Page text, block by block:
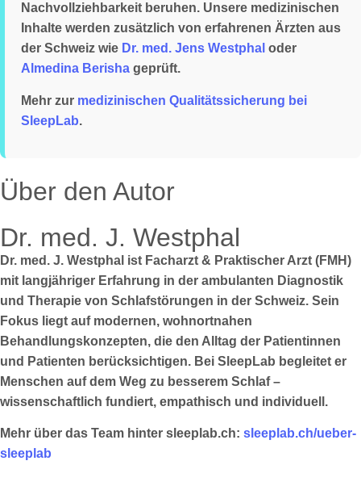
Nachvollziehbarkeit beruhen. Unsere medizinischen
Inhalte werden zusätzlich von erfahrenen Ärzten aus
der Schweiz wie Dr. med. Jens Westphal oder
Almedina Berisha geprüft.
Mehr zur medizinischen Qualitätssicherung bei
SleepLab.
Über den Autor
Dr. med. J. Westphal
Dr. med. J. Westphal ist Facharzt & Praktischer Arzt (FMH)
mit langjähriger Erfahrung in der ambulanten Diagnostik
und Therapie von Schlafstörungen in der Schweiz. Sein
Fokus liegt auf modernen, wohnortnahen
Behandlungskonzepten, die den Alltag der Patientinnen
und Patienten berücksichtigen. Bei SleepLab begleitet er
Menschen auf dem Weg zu besserem Schlaf –
wissenschaftlich fundiert, empathisch und individuell.
Mehr über das Team hinter sleeplab.ch: sleeplab.ch/ueber-
sleeplab